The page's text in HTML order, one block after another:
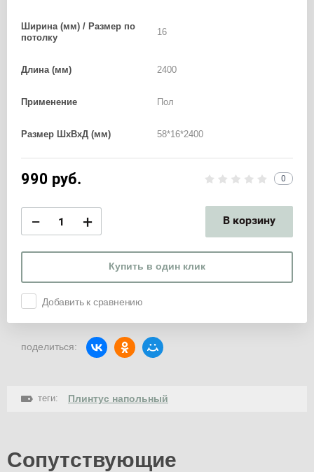
Ширина (мм) / Размер по
потолку
16
Длина (мм) 2400
Применение Пол
Размер ШхВхД (мм) 58*16*2400
990 руб. 0
− + В корзину
Купить в один клик
Добавить к сравнению
поделиться:
теги: Плинтус напольный
Сопутствующие